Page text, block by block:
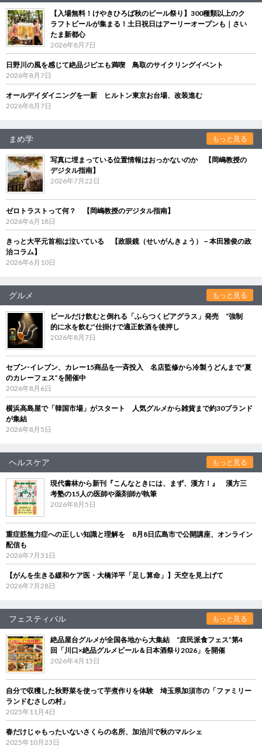
【入場無料！けやきひろば秋のビール祭り】300種類以上のク
ラフトビールが集まる！土日祝日はアーリーオープンも｜さい
たま新都心
2026年8月7日
日野川の風を感じて絶品ジビエも満喫 鳥取のサイクリングイベント
2026年8月7日
オールデイダイニングを一新 ヒルトン東京お台場、改装進む
2026年8月7日
まめ学 もっと見る
写真に埋まっている位置情報はおっかないのか 【岡嶋教授の
デジタル指南】
2026年7月22日
ゼロトラストって何？ 【岡嶋教授のデジタル指南】
2026年6月18日
きっと大平元首相は泣いている 【政眼鏡（せいがんきょう）－本田雅俊の政
治コラム】
2026年6月10日
グルメ もっと見る
ビールだけ飲むと倒れる「ふらつくビアグラス」発売 “強制
的に水を飲む”仕掛けで適正飲酒を後押し
2026年8月7日
セブン‐イレブン、カレー15商品を一斉投入 名店監修から冷製うどんまで“夏
のカレーフェス”を開催中
2026年8月6日
横浜高島屋で「韓国市場」がスタート 人気グルメから雑貨まで約30ブランド
が集結
2026年8月5日
ヘルスケア もっと見る
現代書林から新刊『こんなときには、まず、漢方！』 漢方三
考塾の15人の医師や薬剤師が執筆
2026年8月5日
重症筋無力症への正しい知識と理解を 8月8日広島市で公開講座、オンライン
配信も
2026年7月31日
【がんを生きる緩和ケア医・大橋洋平「足し算命」】天空を見上げて
2026年7月28日
フェスティバル もっと見る
絶品屋台グルメが全国各地から大集結 “庶民派食フェス”第4
回「川口×絶品グルメビール＆日本酒祭り2026」を開催
2026年4月15日
自分で収穫した秋野菜を使って芋煮作りを体験 埼玉県加須市の「ファミリー
ランドむさしの村」
2025年11月4日
春だけじゃもったいないさくらの名所、加治川で秋のマルシェ
2025年10月23日